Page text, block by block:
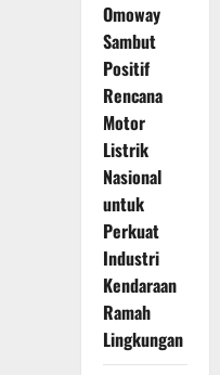
Omoway
Sambut
Positif
Rencana
Motor
Listrik
Nasional
untuk
Perkuat
Industri
Kendaraan
Ramah
Lingkungan